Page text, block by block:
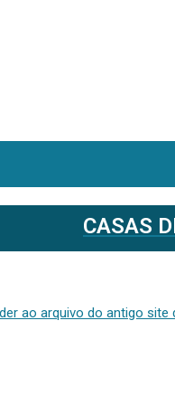
CASAS
ao arquivo do antigo